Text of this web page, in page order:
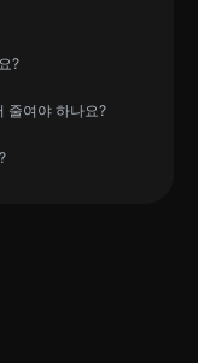
?
줄여야 하나요?